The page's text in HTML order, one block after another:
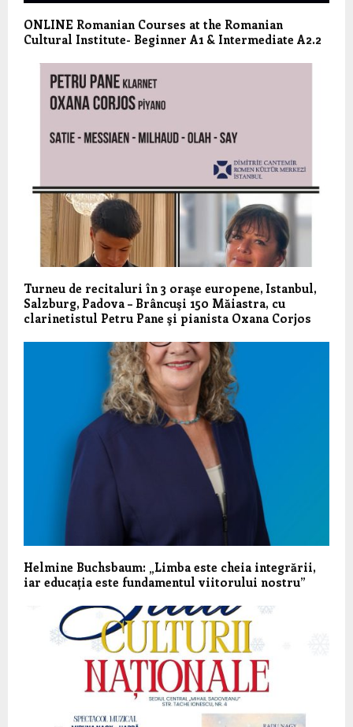
ONLINE Romanian Courses at the Romanian
Cultural Institute- Beginner A1 & Intermediate A2.2
Turneu de recitaluri în 3 oraşe europene, Istanbul,
Salzburg, Padova – Brâncuşi 150 Măiastra, cu
clarinetistul Petru Pane şi pianista Oxana Corjos
Helmine Buchsbaum: „Limba este cheia integrării,
iar educația este fundamentul viitorului nostru”